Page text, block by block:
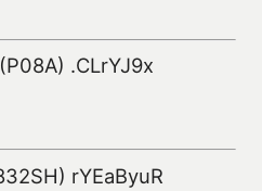
.CLrYJ9x
rYEaByuR